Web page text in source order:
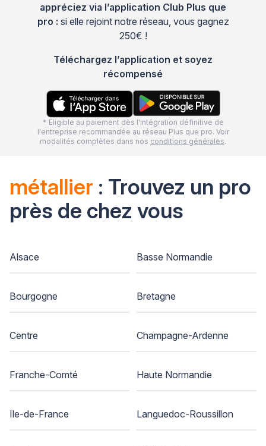
appréciez via l’application Club Plus que
pro : si elle rejoint notre réseau, vous gagnez
250€ !
Téléchargez l’application et soyez
récompensé
* Eligible au paiement dès l'intégration définitive de
l'entreprise recommandée au réseau Plus que pro. Voir
modalités complètes dans nos conditions générales.
métallier : Trouvez un pro
près de chez vous
Alsace Basse Normandie
Bourgogne Bretagne
Centre Champagne-Ardenne
Franche-Comté Haute Normandie
Ile-de-France Languedoc-Roussillon